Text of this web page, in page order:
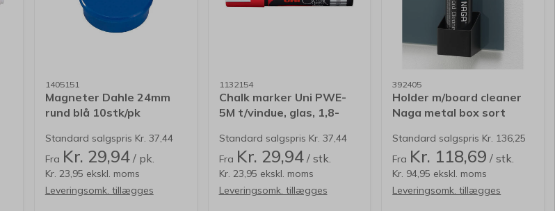
1405151
Magneter Dahle 24mm
rund blå 10stk/pk
Standard salgspris Kr. 37,44
Fra Kr. 29,94 / pk.
Kr. 23,95 ekskl. moms
Leveringsomk. tillægges
1132154
Chalk marker Uni PWE-
5M t/vindue, glas, 1,8-
Standard salgspris Kr. 37,44
Fra Kr. 29,94 / stk.
Kr. 23,95 ekskl. moms
Leveringsomk. tillægges
392405
Holder m/board cleaner
Naga metal box sort
Standard salgspris Kr. 136,25
Fra Kr. 118,69 / stk.
Kr. 94,95 ekskl. moms
Leveringsomk. tillægges